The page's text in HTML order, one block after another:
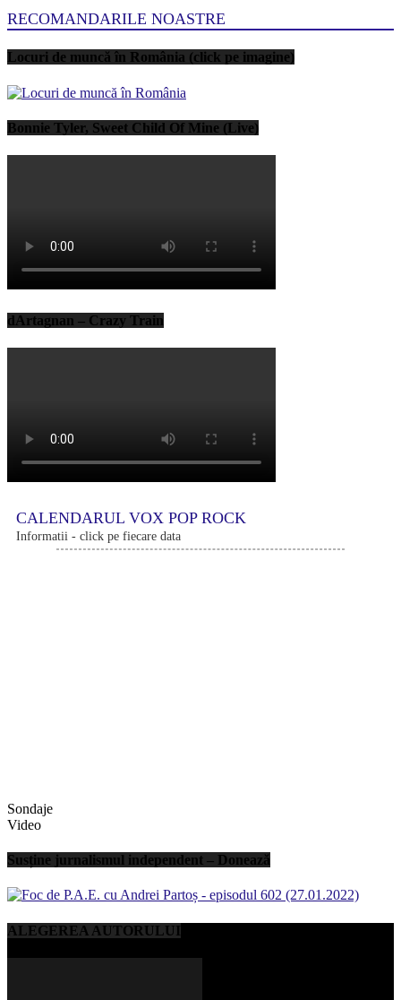
RECOMANDARILE NOASTRE
Locuri de muncă în România (click pe imagine)
Bonnie Tyler, Sweet Child Of Mine (Live)
dArtagnan – Crazy Train
CALENDARUL VOX POP ROCK
Informatii - click pe fiecare data
Sondaje
Video
Susține jurnalismul independent – Donează
ALEGEREA AUTORULUI